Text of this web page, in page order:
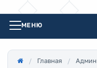
МЕНЮ
Главная